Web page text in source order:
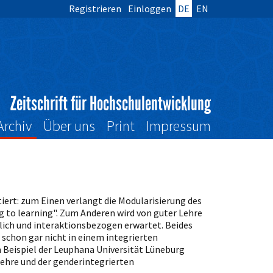
Registrieren Einloggen DE EN
Zeitschrift für Hochschulentwicklung
Über uns Print Impressum
zum Einen verlangt die Modularisierung des
learning". Zum Anderen wird von guter Lehre
und interaktionsbezogen erwartet. Beides
gar nicht in einem integrierten
der Leuphana Universität Lüneburg
und der genderintegrierten